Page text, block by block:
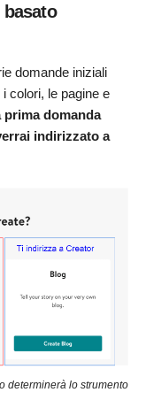
domande iniziali
colori, le pagine e
prima domanda
indirizzato a
determinerà lo strumento